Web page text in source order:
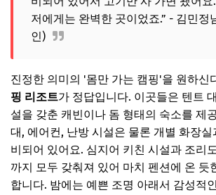
저에게는 완벽한 곳이었죠.” - 김민정
인)
진정한 의미의 '몸만 가는 캠핑'을 원하신
핑 리조트가 정답입니다. 이곳들은 텐트
설을 갖춘 캐빈이나 돔 형태의 숙소를 제
대, 에어컨, 난방 시설은 물론 개별 화장
비되어 있어요. 심지어 키친 시설과 조리
까지 모두 갖춰져 있어 마치 펜션에 온 듯
합니다. 밤에는 예쁜 조명 아래서 감성적